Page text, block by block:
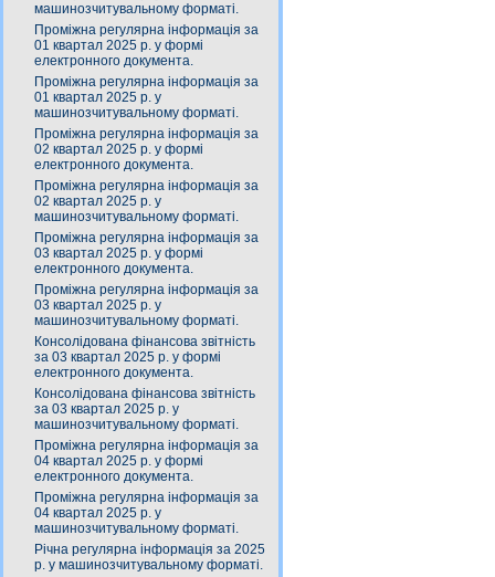
машинозчитувальному форматі.
Проміжна регулярна інформація за
01 квартал 2025 р. у формі
електронного документа.
Проміжна регулярна інформація за
01 квартал 2025 р. у
машинозчитувальному форматі.
Проміжна регулярна інформація за
02 квартал 2025 р. у формі
електронного документа.
Проміжна регулярна інформація за
02 квартал 2025 р. у
машинозчитувальному форматі.
Проміжна регулярна інформація за
03 квартал 2025 р. у формі
електронного документа.
Проміжна регулярна інформація за
03 квартал 2025 р. у
машинозчитувальному форматі.
Консолідована фінансова звітність
за 03 квартал 2025 р. у формі
електронного документа.
Консолідована фінансова звітність
за 03 квартал 2025 р. у
машинозчитувальному форматі.
Проміжна регулярна інформація за
04 квартал 2025 р. у формі
електронного документа.
Проміжна регулярна інформація за
04 квартал 2025 р. у
машинозчитувальному форматі.
Річна регулярна інформація за 2025
р. у машинозчитувальному форматі.